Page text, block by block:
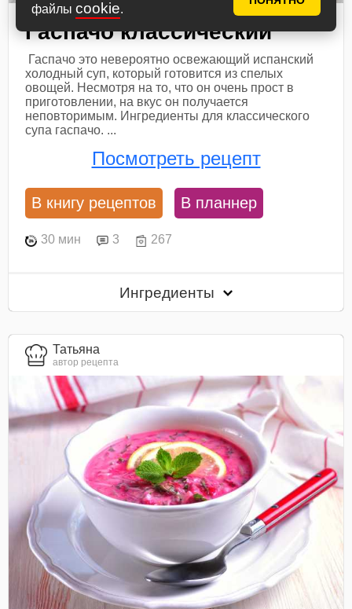
файлы cookie.
Гаспачо классический
Гаспачо это невероятно освежающий испанский
холодный суп, который готовится из спелых
овощей. Несмотря на то, что он очень прост в
приготовлении, на вкус он получается
неповторимым. Ингредиенты для классического
супа гаспачо. ...
Посмотреть рецепт
В книгу рецептов В планнер
30 мин 3 267
Ингредиенты
Татьяна
автор рецепта